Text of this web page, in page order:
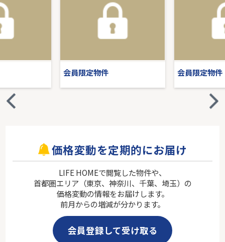
会員限定物件 会員限定物件
価格変動を定期的にお届け
LIFE HOMEで閲覧した物件や、
首都圏エリア（東京、神奈川、千葉、埼玉）の
価格変動の情報をお届けします。
前月からの増減が分かります。
会員登録して受け取る